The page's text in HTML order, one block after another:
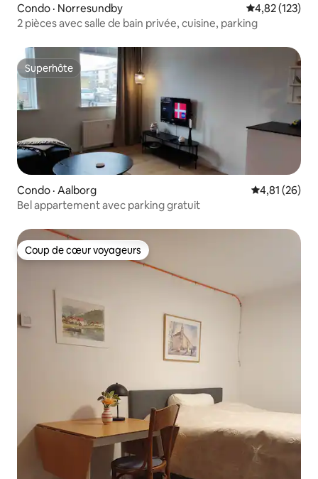
Condo · Norresundby Note
4,82 (123)
2 pièces avec salle de bain privée, cuisine, parking
Superhôte
Superhôte
Condo · Aalborg Note
4,81 (26)
Bel appartement avec parking gratuit
Coup de cœur voyageurs
Coup de cœur voyageurs